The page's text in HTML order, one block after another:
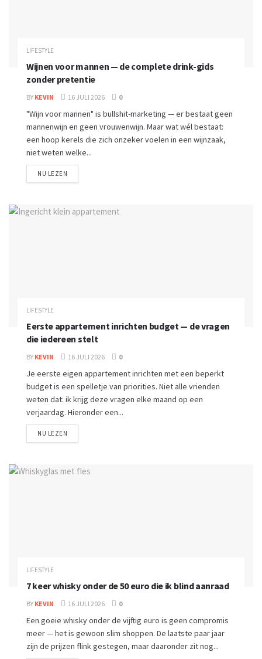
LIFESTYLE
Wijnen voor mannen — de complete drink-gids
zonder pretentie
BY KEVIN 16 JULI 2026 0
"Wijn voor mannen" is bullshit-marketing — er bestaat geen
mannenwijn en geen vrouwenwijn. Maar wat wél bestaat:
een hoop kerels die zich onzeker voelen in een wijnzaak,
niet weten welke...
NU LEZEN
LIFESTYLE
Eerste appartement inrichten budget — de vragen
die iedereen stelt
BY KEVIN 16 JULI 2026 0
Je eerste eigen appartement inrichten met een beperkt
budget is een spelletje van priorities. Niet alle vrienden
weten dat: ik krijg deze vragen elke maand op een
verjaardag. Hieronder een...
NU LEZEN
LIFESTYLE
7 keer whisky onder de 50 euro die ik blind aanraad
BY KEVIN 16 JULI 2026 0
Een goeie whisky onder de vijftig euro is geen compromis
meer — het is gewoon slim shoppen. De laatste paar jaar
zijn de prijzen flink gestegen, maar daaronder zit nog...